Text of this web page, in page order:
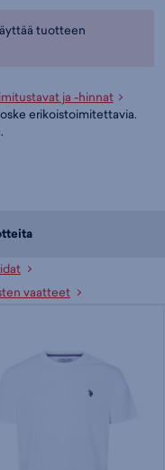
tuotteen
ja -hinnat
erikoistoimitettavia.
vaatteet